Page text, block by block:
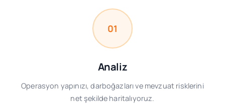
01
Analiz
Operasyon yapınızı, darboğazları ve mevzuat risklerini
net şekilde haritalıyoruz.